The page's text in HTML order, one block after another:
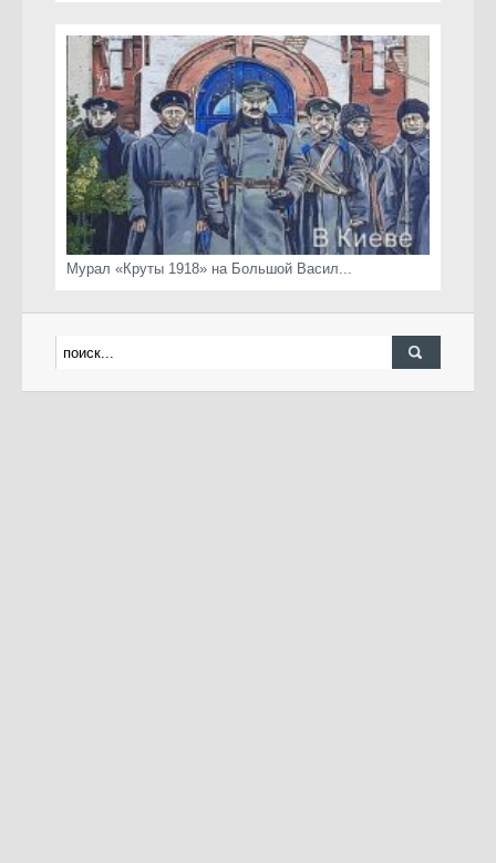
Мурал «Круты 1918» на Большой Васил...